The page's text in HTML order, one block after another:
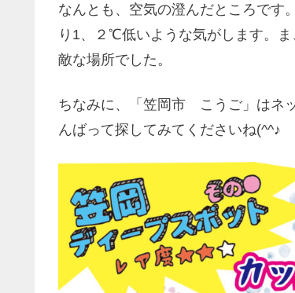
なんとも、空気の澄んだところです
り1、２℃低いような気がします。
敵な場所でした。
ちなみに、「笠岡市 こうご」はネ
んばって探してみてくださいね(^^♪